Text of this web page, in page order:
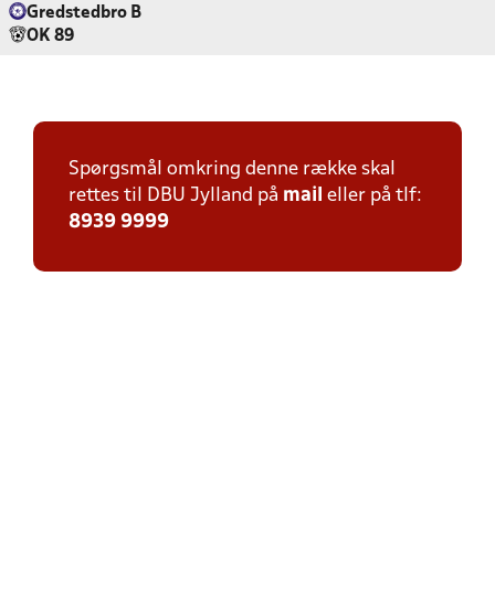
Gredstedbro B
OK 89
Spørgsmål omkring denne række skal
rettes til DBU Jylland på mail eller på tlf:
8939 9999